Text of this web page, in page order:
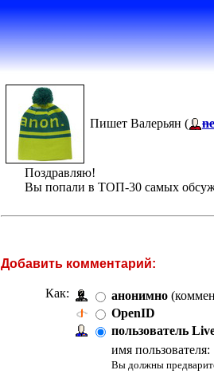
Пишет Валерьян (
Поздравляю!
Вы попали в ТОП-30 самых
Добавить комментарий:
Как: анонимно
OpenID
пользователь
имя пользователя:
Вы должны